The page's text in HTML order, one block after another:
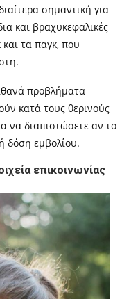
σημαντική για
και βραχυκεφαλικές
τα παγκ, που
προβλήματα
κατά τους θερινούς
να διαπιστώσετε αν το
δόση εμβολίου.
επικοινωνίας